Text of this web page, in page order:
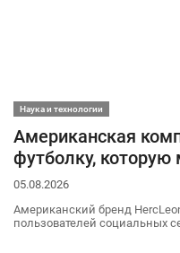
Наука и технологии
Американская
футболку,
05.08.2026
Американский бренд
пользователей социальных